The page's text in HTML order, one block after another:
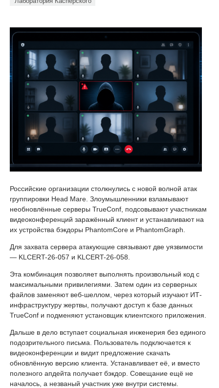
Российские организации столкнулись с новой волной атак
группировки Head Mare. Злоумышленники взламывают
необновлённые серверы TrueConf, подсовывают участникам
видеоконференций заражённый клиент и устанавливают на
их устройства бэкдоры PhantomCore и PhantomGraph.
Для захвата сервера атакующие связывают две уязвимости
— KLCERT-26-057 и KLCERT-26-058.
Эта комбинация позволяет выполнять произвольный код с
максимальными привилегиями. Затем один из серверных
файлов заменяют веб-шеллом, через который изучают ИТ-
инфраструктуру жертвы, получают доступ к базе данных
TrueConf и подменяют установщик клиентского приложения.
Дальше в дело вступает социальная инженерия без единого
подозрительного письма. Пользователь подключается к
видеоконференции и видит предложение скачать
обновлённую версию клиента. Устанавливает её, и вместо
полезного апдейта получает бэкдор. Совещание ещё не
началось, а незваный участник уже внутри системы.